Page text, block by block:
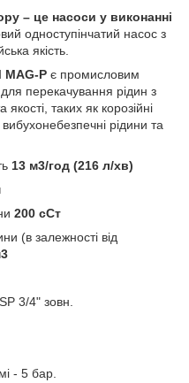
– це насоси у виконанні
одноступінчатий насос з
якість.
MAG-P є промисловим
перекачування рідин з
таких як корозійні
рідини та
13 м3/год (216 л/хв)
200 сСт
(в залежності від
3/4" зовн.
- 5 бар.